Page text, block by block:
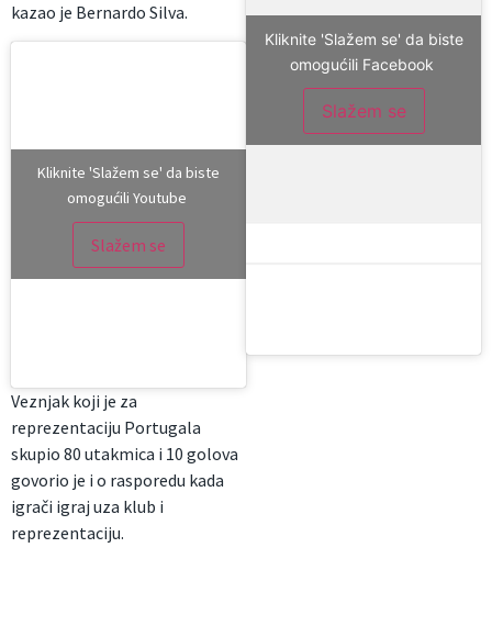
kazao je Bernardo Silva.
Kliknite 'Slažem se' da biste
omogućili Youtube
Slažem se
Veznjak koji je za
reprezentaciju Portugala
skupio 80 utakmica i 10 golova
govorio je i o rasporedu kada
igrači igraj uza klub i
reprezentaciju.
Kliknite 'Slažem se' da biste
omogućili Facebook
Slažem se